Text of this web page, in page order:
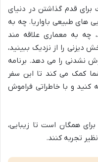
برای قدم گذاشتن در دنیای
های طبیعی باواریا. چه به
چه به معماری علاقه مند
دیزنی را از نزدیک ببینید،
نشدنی را می دهد. برنامه
کمک می کند تا این سفر
کنید و با خاطراتی فراموش
همگان است تا زیبایی،
تجربه کنند.